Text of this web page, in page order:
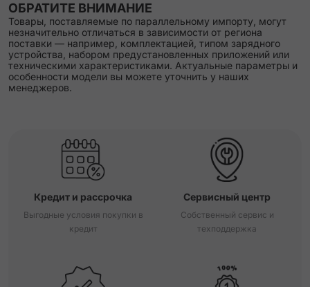
ОБРАТИТЕ ВНИМАНИЕ
Товары, поставляемые по параллельному импорту, могут
незначительно отличаться в зависимости от региона
поставки — например, комплектацией, типом зарядного
устройства, набором предустановленных приложений или
техническими характеристиками. Актуальные параметры и
особенности модели вы можете уточнить у наших
менеджеров.
Кредит и рассрочка
Выгодные условия покупки в
кредит
Сервисный центр
Собственный сервис и
техподдержка